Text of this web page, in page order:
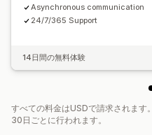
Asynchronous communication
24/7/365 Support
14日間の無料体験
すべての料金はUSDで請求されます
30日ごとに行われます。